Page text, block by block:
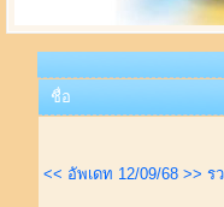
ชื่อ
<< อัพเดท 12/09/68 >> ร